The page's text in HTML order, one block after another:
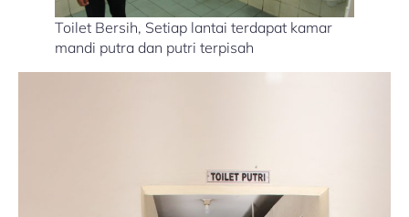
Toilet Bersih, Setiap lantai terdapat kamar
mandi putra dan putri terpisah